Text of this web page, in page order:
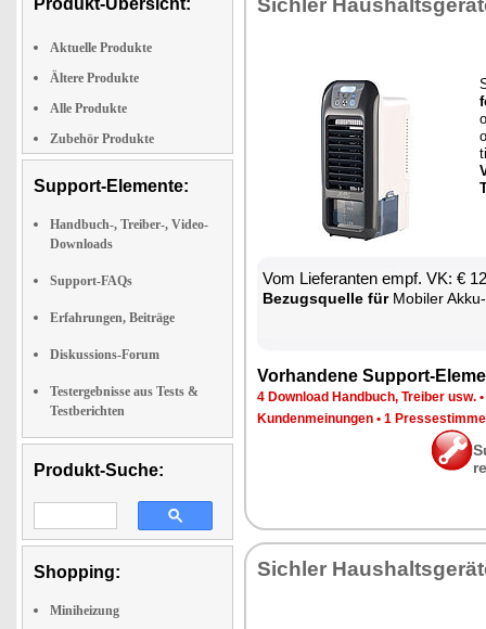
Produkt-Übersicht:
Aktuelle Produkte
Ältere Produkte
Alle Produkte
Zubehör Produkte
Support-Elemente:
Handbuch-, Treiber-, Video-
Downloads
Support-FAQs
Erfahrungen, Beiträge
Diskussions-Forum
Testergebnisse aus Tests &
Testberichten
Produkt-Suche:
Shopping:
Miniheizung
Sich­ler
Vom Lie­fe­ran­ten empf. VK: €
Be­zugs­quel­le fürMo­bi­ler
Vor­han­de­ne Sup­port-
4 Down­load Hand­buch, Trei­ber usw. •
Kun­den­mei­nun­gen • 1
Sich­ler